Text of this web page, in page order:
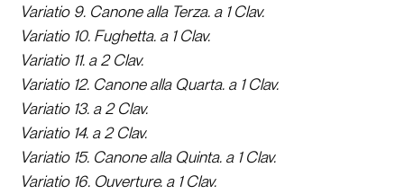
Variatio 9. Canone alla Terza. a 1 Clav.
Variatio 10. Fughetta. a 1 Clav.
Variatio 11. a 2 Clav.
Variatio 12. Canone alla Quarta. a 1 Clav.
Variatio 13. a 2 Clav.
Variatio 14. a 2 Clav.
Variatio 15. Canone alla Quinta. a 1 Clav.
Variatio 16. Ouverture. a 1 Clav.